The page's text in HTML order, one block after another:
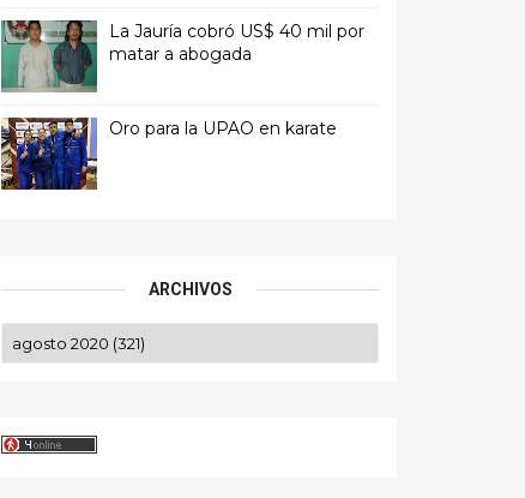
La Jauría cobró US$ 40 mil por
matar a abogada
Oro para la UPAO en karate
ARCHIVOS